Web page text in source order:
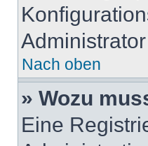
Nach oben
» Wozu
Eine